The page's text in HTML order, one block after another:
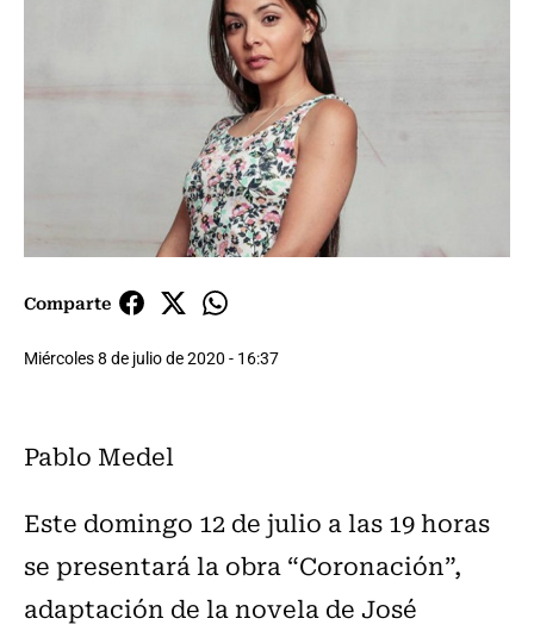
Comparte
Miércoles 8 de julio de 2020 - 16:37
Pablo Medel
Este domingo 12 de julio a las 19 horas
se presentará la obra “Coronación”,
adaptación de la novela de José